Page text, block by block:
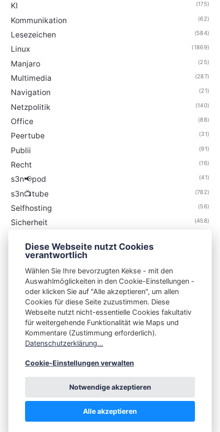
KI (175)
Kommunikation (62)
Lesezeichen (584)
Linux (1869)
Manjaro (25)
Multimedia (287)
Navigation (21)
Netzpolitik (140)
Office (88)
Peertube (31)
Publii (91)
Recht (16)
s3n📢pod (41)
s3n📺tube (782)
Selfhosting (56)
Sicherheit (458)
Thunderbird
S3N🧩NET
Integrating Open-Source Blog Network (iOSBN)
Impressum
Kontakt
💪by☕ ❤️ & Publii CMS
Diese Webseite nutzt Cookies
verantwortlich
Wählen Sie Ihre bevorzugten Kekse - mit den
Auswahlmöglickeiten in den Cookie-Einstellungen -
oder klicken Sie auf "Alle akzeptieren", um allen
Cookies für diese Seite zuzustimmen. Diese
Webseite nutzt nicht-essentielle Cookies fakultativ
für weitergehende Funktionalität wie Maps und
Kommentare (Zustimmung erforderlich).
Datenschutzerklärung...
Cookie-Einstellungen verwalten
Notwendige akzeptieren
Alle akzeptieren